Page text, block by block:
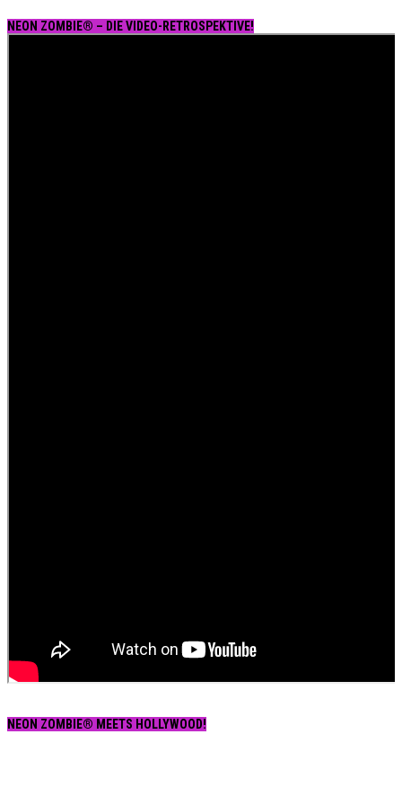
NEON ZOMBIE® – DIE VIDEO-RETROSPEKTIVE!
NEON ZOMBIE® MEETS HOLLYWOOD!